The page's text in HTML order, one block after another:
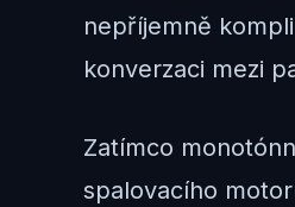
nepříjemně
konverzaci mezi
Zatímco
spalovacího